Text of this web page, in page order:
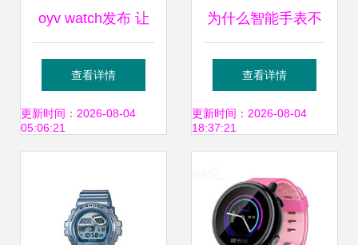
oyv watch发布 让
智能手表时髦起来
查看详情
更新时间：2026-08-04
05:06:21
为什么智能手表不
适合购买 不购买智
能手表的五大理由
查看详情
更新时间：2026-08-04
18:37:21